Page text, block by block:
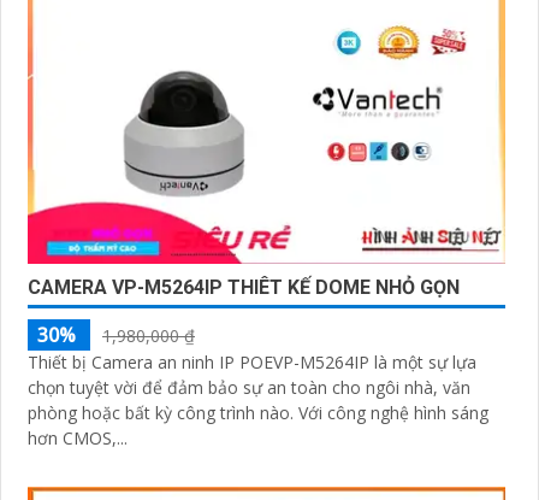
CAMERA VP-M5264IP THIÊT KẾ DOME NHỎ GỌN
30%
1,980,000 ₫
Thiết bị Camera an ninh IP POEVP-M5264IP là một sự lựa
chọn tuyệt vời để đảm bảo sự an toàn cho ngôi nhà, văn
phòng hoặc bất kỳ công trình nào. Với công nghệ hình sáng
hơn CMOS,...